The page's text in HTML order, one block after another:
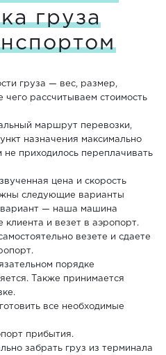
груза
груза — вес, размер,
чего рассчитываем стоимость
маршрут перевозки,
назначения максимально
приходилось переплачивать
цена и скорость
следующие варианты
— наша машина
клиента и везет в аэропорт.
везете и сдаете
порядке
Также принимается
все необходимые
прибытия.
забрать груз из терминала